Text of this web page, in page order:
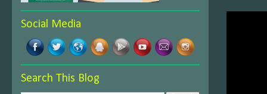
Social Media
Search This Blog